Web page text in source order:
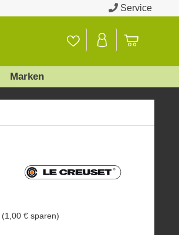
Service
Marken
(1,00 € sparen)